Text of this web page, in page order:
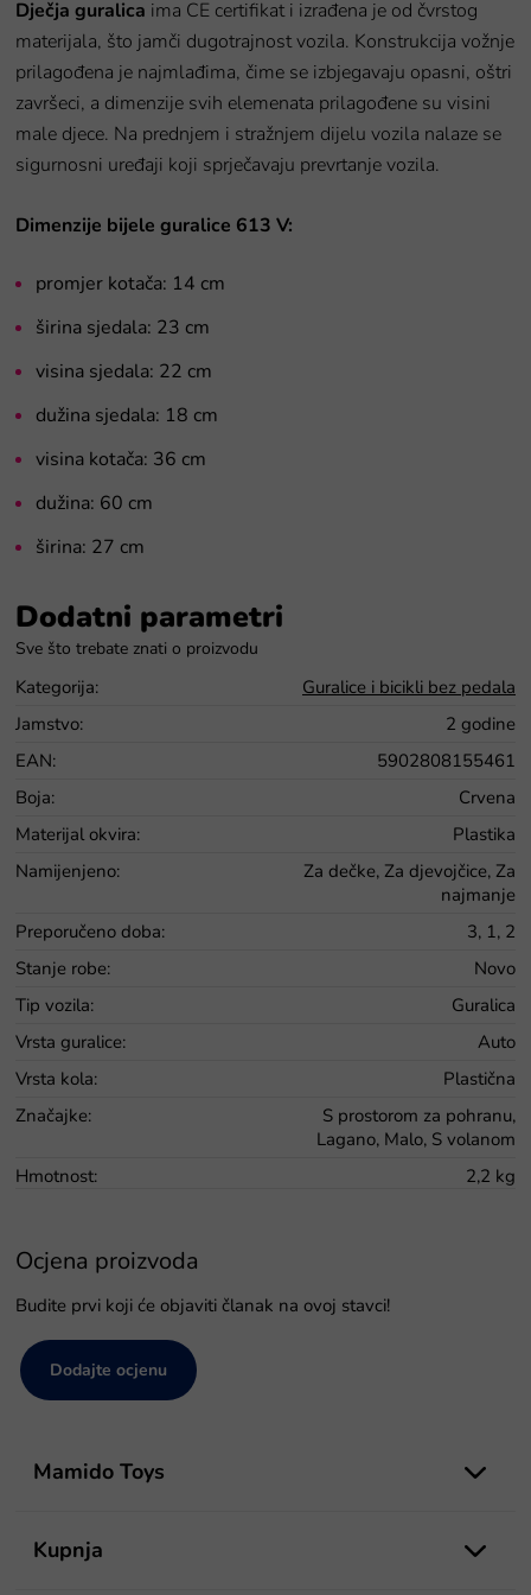
Dječja guralica ima CE certifikat i izrađena je od čvrstog
materijala, što jamči dugotrajnost vozila. Konstrukcija vožnje
prilagođena je najmlađima, čime se izbjegavaju opasni, oštri
završeci, a dimenzije svih elemenata prilagođene su visini
male djece. Na prednjem i stražnjem dijelu vozila nalaze se
sigurnosni uređaji koji sprječavaju prevrtanje vozila.
Dimenzije bijele guralice 613 V:
promjer kotača: 14 cm
širina sjedala: 23 cm
visina sjedala: 22 cm
dužina sjedala: 18 cm
visina kotača: 36 cm
dužina: 60 cm
širina: 27 cm
Dodatni parametri
Kategorija:
Guralice i bicikli bez pedala
Jamstvo:
2 godine
EAN:
5902808155461
Boja:
Crvena
Materijal okvira:
Plastika
Namijenjeno:
Za dečke, Za djevojčice, Za
najmanje
Preporučeno doba:
3, 1, 2
Stanje robe:
Novo
Tip vozila:
Guralica
Vrsta guralice:
Auto
Vrsta kola:
Plastična
Značajke:
S prostorom za pohranu,
Lagano, Malo, S volanom
Hmotnost: 2,2 kg
Ocjena proizvoda
Budite prvi koji će objaviti članak na ovoj stavci!
Dodajte ocjenu
Mamido Toys
Kupnja